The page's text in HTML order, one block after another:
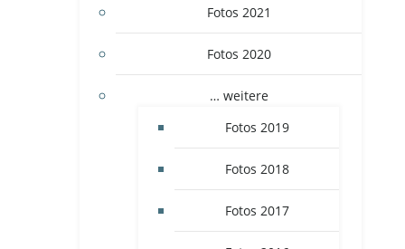
Fotos 2021
Fotos 2020
… weitere
Fotos 2019
Fotos 2018
Fotos 2017